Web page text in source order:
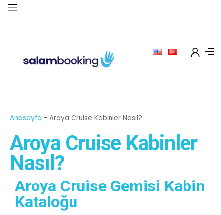
Anasayfa - Aroya Cruise Kabinler Nasıl?
Aroya Cruise Kabinler
Nasıl?
Aroya Cruise Gemisi Kabin
Kataloğu